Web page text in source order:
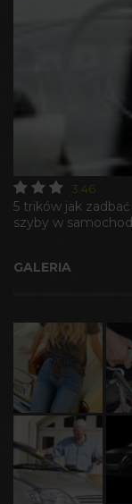
5 trików jak
szyby w
3.46
GALERIA